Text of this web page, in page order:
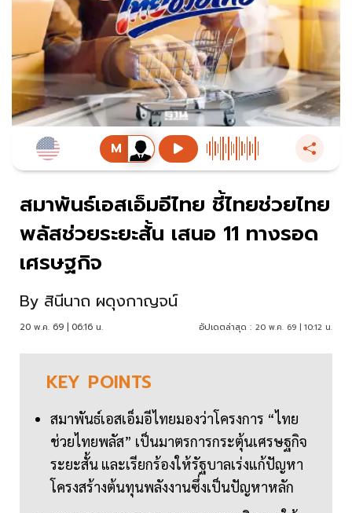
สมาพันธ์เอสเอ็มอีไทย ชี้ไทยช่วยไทย
พลัสช่วยระยะสั้น เสนอ 11 ทางรอด
เศรษฐกิจ
By สินีนาถ ผดุงกาญจน์
20 พ.ค. 69 | 06:16 น. อัปเดตล่าสุด : 20 พ.ค. 69 | 10:12 น.
KEY POINTS
สมาพันธ์เอสเอ็มอีไทยมองว่าโครงการ “ไทย
ช่วยไทยพลัส” เป็นมาตรการกระตุ้นเศรษฐกิจ
ระยะสั้น และเรียกร้องให้รัฐบาลเร่งแก้ปัญหา
โครงสร้างต้นทุนพลังงานซึ่งเป็นปัญหาหลัก